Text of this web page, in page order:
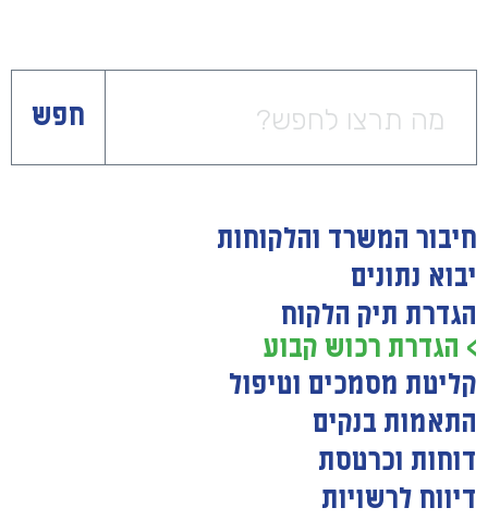
חפש
חיבור המשרד והלקוחות
יבוא נתונים
הגדרת תיק הלקוח
> הגדרת רכוש קבוע
קליטת מסמכים וטיפול
התאמות בנקים
דוחות וכרטסת
דיווח לרשויות